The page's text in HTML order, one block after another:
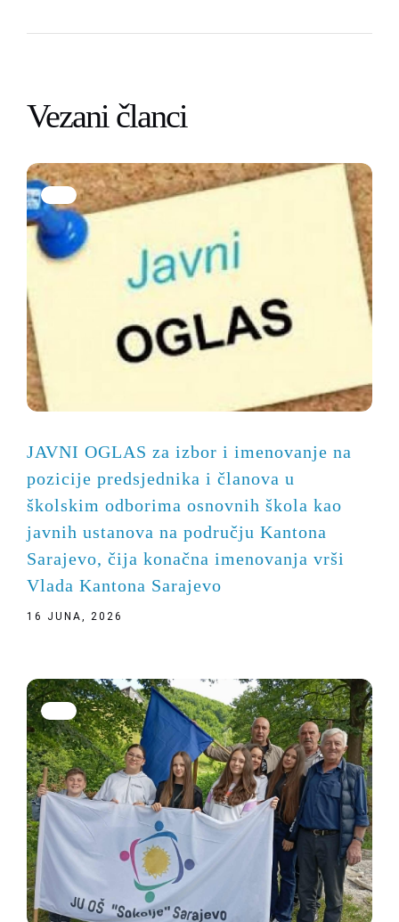
Vezani članci
JAVNI OGLAS za izbor i imenovanje na
pozicije predsjednika i članova u
školskim odborima osnovnih škola kao
javnih ustanova na području Kantona
Sarajevo, čija konačna imenovanja vrši
Vlada Kantona Sarajevo
16 JUNA, 2026